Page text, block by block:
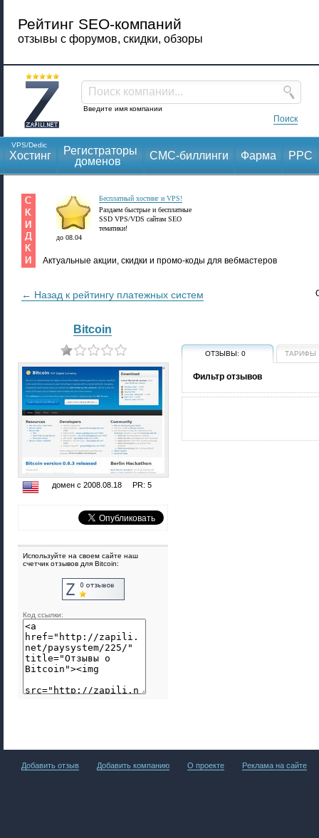
Рейтинг SEO-компаний
отзывы с форумов, скидки, обзоры
Поиск компании...
Введите имя компании
Поиск
VPS/Dedic
Хостинг
Регистраторы
доменов
СМС-биллинги Фарма PPC
Бесплатный хостинг и VPS!
Раздаем быстрые и бесплатные
SSD VPS/VDS сайтам SEO
тематики!
до 08.04
Актуальные акции, скидки и промо-коды для вебмастеров
← Назад к рейтингу платежных систем
Bitcoin
домен с 2008.08.18 PR: 5
Используйте на своем сайте наш
счетчик отзывов для Bitcoin:
Код ссылки:
ОТЗЫВЫ: 0 ТАРИФЫ
Фильтр отзывов
Добавить отзыв Добавить компанию О проекте Реклама на сайте